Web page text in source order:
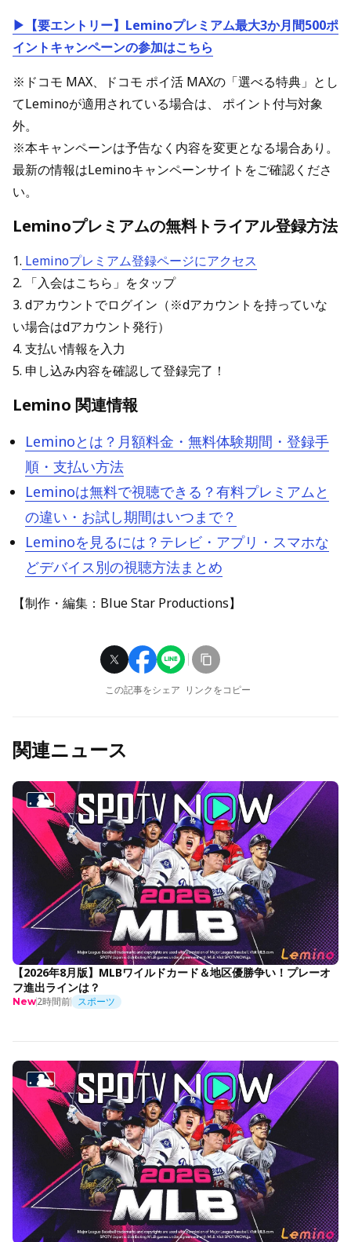
▶【要エントリー】Leminoプレミアム最大3か月間500ポ
イントキャンペーンの参加はこちら
※ドコモ MAX、ドコモ ポイ活 MAXの「選べる特典」とし
てLeminoが適用されている場合は、 ポイント付与対象
外。
※本キャンペーンは予告なく内容を変更となる場合あり。
最新の情報はLeminoキャンペーンサイトをご確認くださ
い。
Leminoプレミアムの無料トライアル登録方法
1. Leminoプレミアム登録ページにアクセス
2. 「入会はこちら」をタップ
3. dアカウントでログイン（※dアカウントを持っていな
い場合はdアカウント発行）
4. 支払い情報を入力
5. 申し込み内容を確認して登録完了！
Lemino 関連情報
Leminoとは？月額料金・無料体験期間・登録手
順・支払い方法
Leminoは無料で視聴できる？有料プレミアムと
の違い・お試し期間はいつまで？
Leminoを見るには？テレビ・アプリ・スマホな
どデバイス別の視聴方法まとめ
【制作・編集：Blue Star Productions】
この記事をシェア リンクをコピー
関連ニュース
【2026年8月版】MLBワイルドカード＆地区優勝争い！プレーオ
フ進出ラインは？
New2時間前 スポーツ